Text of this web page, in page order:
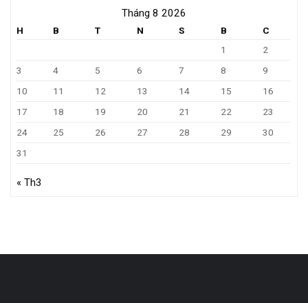
Tháng 8 2026
H B T N S B
C
1
2
3
4 5 6 7 8
9
10
11 12 13 14 15
16
17
18 19 20 21 22
23
24
25 26 27 28 29
30
31
« Th3